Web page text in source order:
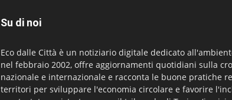
Su di noi
Eco dalle Città è un notiziario digitale dedicato
nel febbraio 2002, offre aggiornamenti quotidiani sulla
nazionale e internazionale e racconta le buone pratiche
territori per sviluppare l'economia circolare e favorire